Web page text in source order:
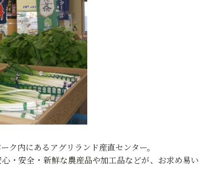
内にあるアグリランド産直センター。
・安全・新鮮な農産品や加工品などが、お求め易い